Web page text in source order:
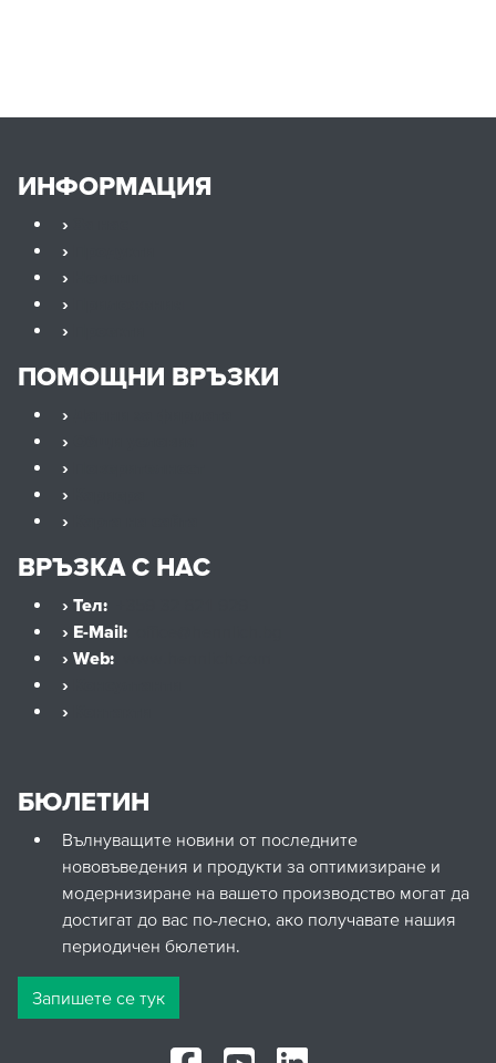
ИНФОРМАЦИЯ
›
›
›
›
›
ПОМОЩНИ ВРЪЗКИ
›
›
›
›
›
ВРЪЗКА С НАС
› Тел:
› E-Mail:
› Web:
›
›
БЮЛЕТИН
Вълнуващите новини от последните
нововъведения и продукти за оптимизиране и
модернизиране на вашето производство могат да
достигат до вас по-лесно, ако получавате нашия
периодичен бюлетин.
Запишете се тук